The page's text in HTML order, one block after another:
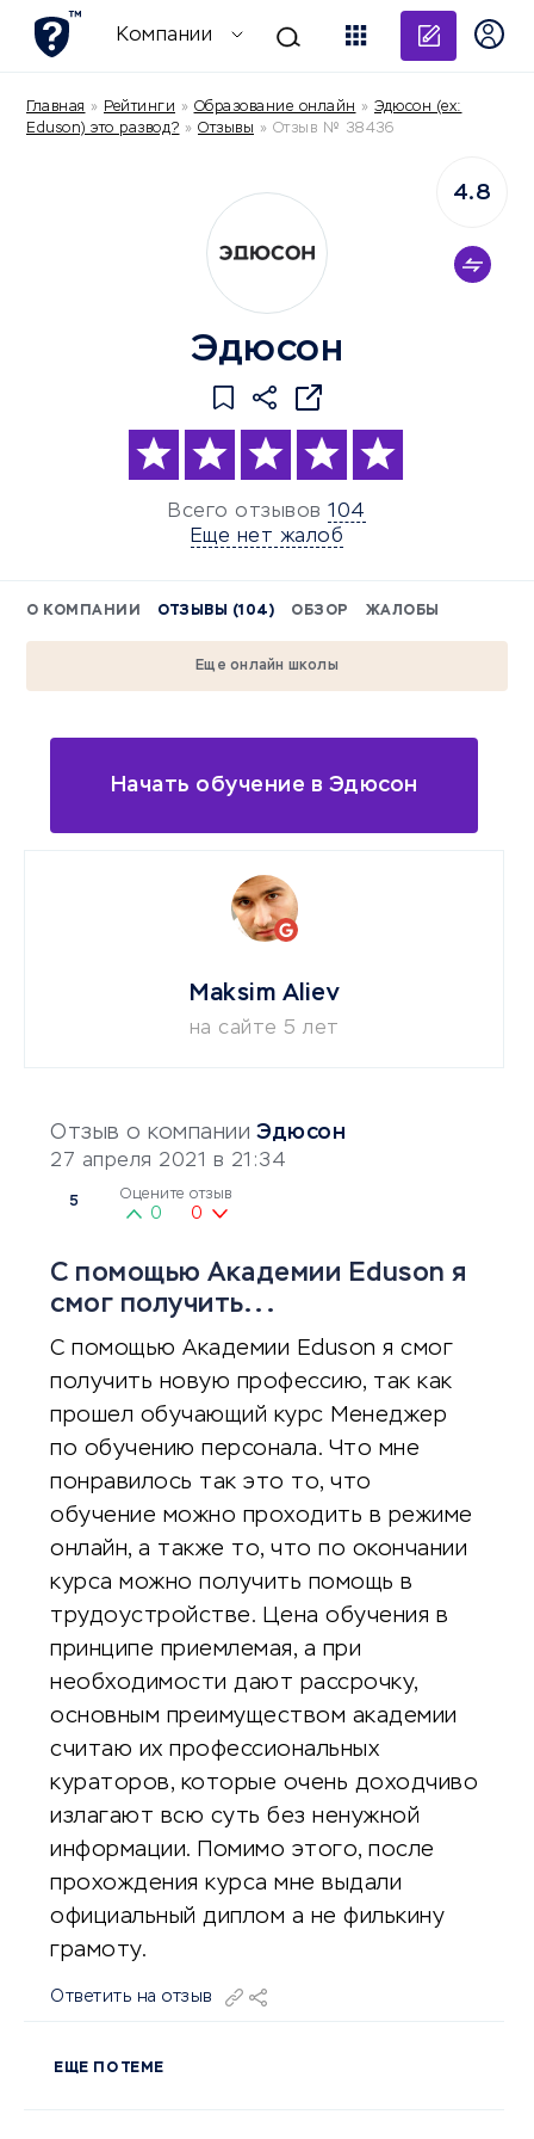
Компании
Главная » Рейтинги » Образование онлайн » Эдюсон (ex:
Eduson) это развод? » Отзывы » Отзыв № 38436
Эдюсон
Всего отзывов 104
Еще нет жалоб
4.8
О КОМПАНИИ ОТЗЫВЫ (104) ОБЗОР ЖАЛОБЫ
Еще онлайн школы
Начать обучение в Эдюсон
Отзыв о компании Эдюсон
27 апреля 2021 в 21:34
5 Оцените отзыв
0 0
С помощью Академии Eduson я
смог получить...
С помощью Академии Eduson я смог
получить новую профессию, так как
прошел обучающий курс Менеджер
по обучению персонала. Что мне
понравилось так это то, что
обучение можно проходить в режиме
онлайн, а также то, что по окончании
курса можно получить помощь в
трудоустройстве. Цена обучения в
принципе приемлемая, а при
необходимости дают рассрочку,
основным преимуществом академии
считаю их профессиональных
кураторов, которые очень доходчиво
излагают всю суть без ненужной
информации. Помимо этого, после
прохождения курса мне выдали
официальный диплом а не филькину
грамоту.
Ответить на отзыв
ЕЩЕ ПО ТЕМЕ
Maksim Aliev
на сайте 5 лет